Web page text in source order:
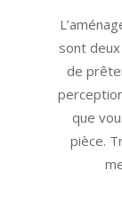
28
sont
de
que
pièce.